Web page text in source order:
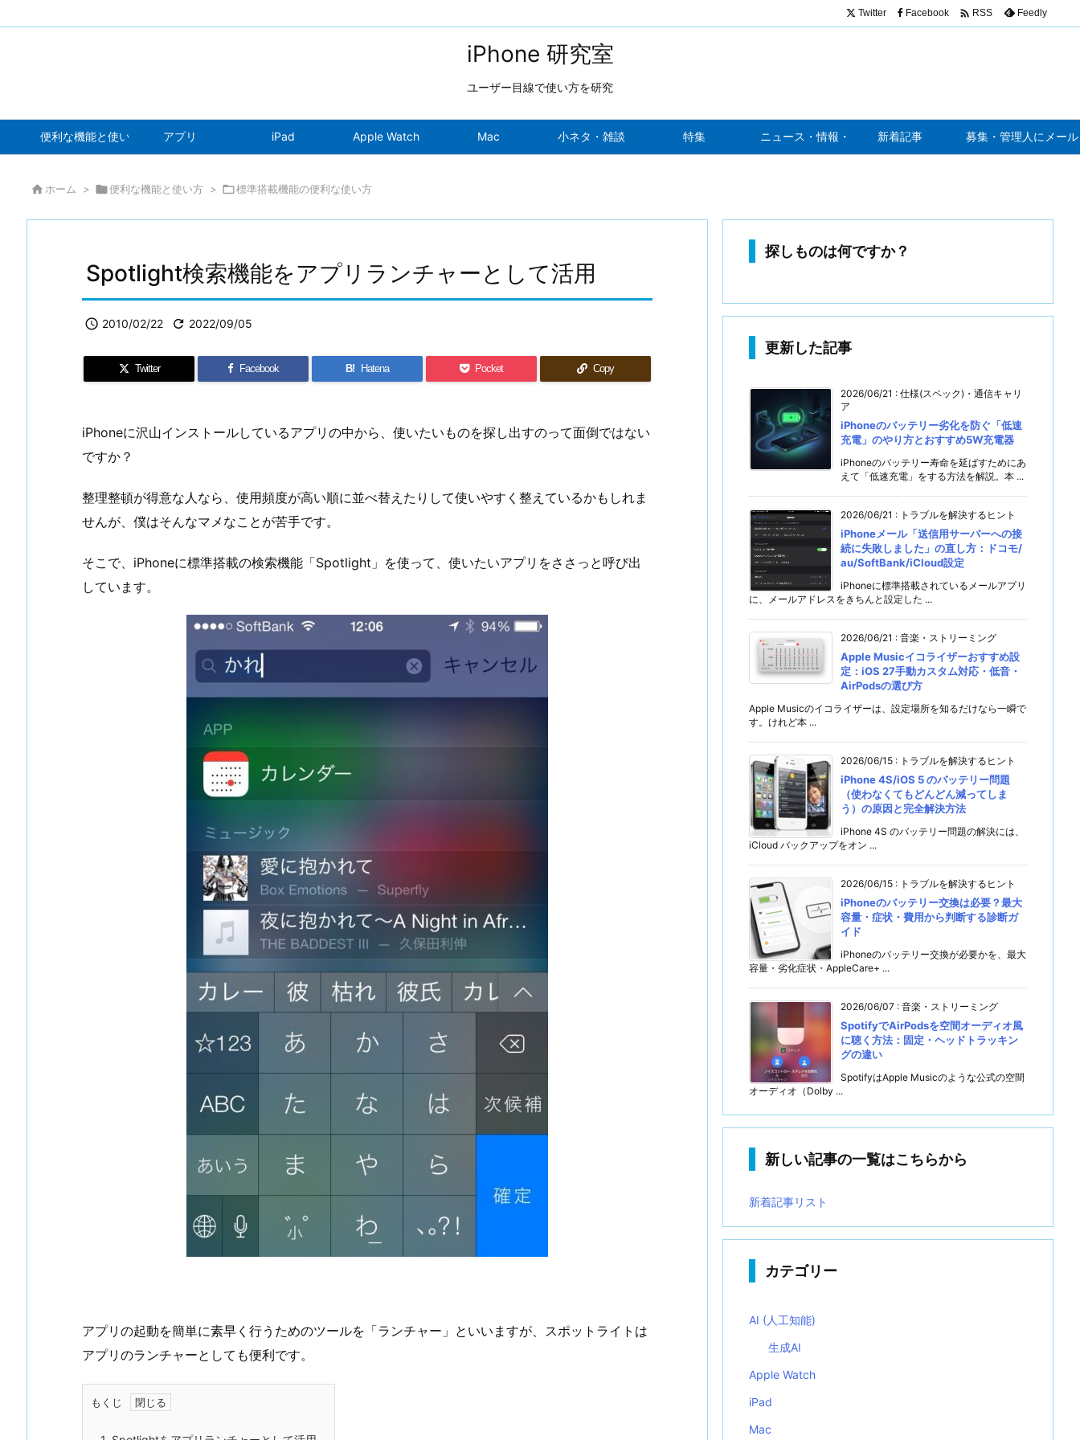
iPhone 研究室
ユーザー目線で使い方を研究
便利な機能と使い方 アプリ iPad Apple Watch Mac 小ネタ・雑談 特集 ニュース・情報・噂 新着記事 募集・管理人にメール
Twitter Facebook  RSS Feedly
 ホーム > 便利な機能と使い方 > 標準搭載機能の便利な使い方
Spotlight検索機能をアプリランチャーとして活用
 2010/02/22  2022/09/05
Twitter Facebook B! Hatena Pocket Copy
iPhoneに沢山インストールしているアプリの中から、使いたいものを探し出すのって面倒ではない
ですか？
整理整頓が得意な人なら、使用頻度が高い順に並べ替えたりして使いやすく整えているかもしれま
せんが、僕はそんなマメなことが苦手です。
そこで、iPhoneに標準搭載の検索機能「Spotlight」を使って、使いたいアプリをささっと呼び出
しています。
アプリの起動を簡単に素早く行うためのツールを「ランチャー」といいますが、スポットライトは
アプリのランチャーとしても便利です。
もくじ
探しものは何ですか？
更新した記事
2026/06/21 : 仕様(スペック)・通信キャリ
ア
iPhoneのバッテリー劣化を防ぐ「低速
充電」のやり方とおすすめ5W充電器
iPhoneのバッテリー寿命を延ばすためにあ
えて「低速充電」をする方法を解説。本 ...
2026/06/21 : トラブルを解決するヒント
iPhoneメール「送信用サーバーへの接
続に失敗しました」の直し方：ドコモ/
au/SoftBank/iCloud設定
iPhoneに標準搭載されているメールアプリ
に、メールアドレスをきちんと設定した ...
2026/06/21 : 音楽・ストリーミング
Apple Musicイコライザーおすすめ設
定：iOS 27手動カスタム対応・低音・
AirPodsの選び方
Apple Musicのイコライザーは、設定場所を知るだけなら一瞬で
す。けれど本 ...
2026/06/15 : トラブルを解決するヒント
iPhone 4S/iOS 5 のバッテリー問題
（使わなくてもどんどん減ってしま
う）の原因と完全解決方法
iPhone 4S のバッテリー問題の解決には、
iCloud バックアップをオン ...
2026/06/15 : トラブルを解決するヒント
iPhoneのバッテリー交換は必要？最大
容量・症状・費用から判断する診断ガ
イド
iPhoneのバッテリー交換が必要かを、最大
容量・劣化症状・AppleCare+ ...
2026/06/07 : 音楽・ストリーミング
SpotifyでAirPodsを空間オーディオ風
に聴く方法：固定・ヘッドトラッキン
グの違い
SpotifyはApple Musicのような公式の空間
オーディオ（Dolby ...
新しい記事の一覧はこちらから
新着記事リスト
カテゴリー
AI (人工知能)
生成AI
Apple Watch
iPad
Mac